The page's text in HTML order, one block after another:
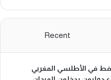
Recent
في الأطلسي المغربي